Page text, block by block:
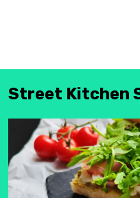
Street Kitchen